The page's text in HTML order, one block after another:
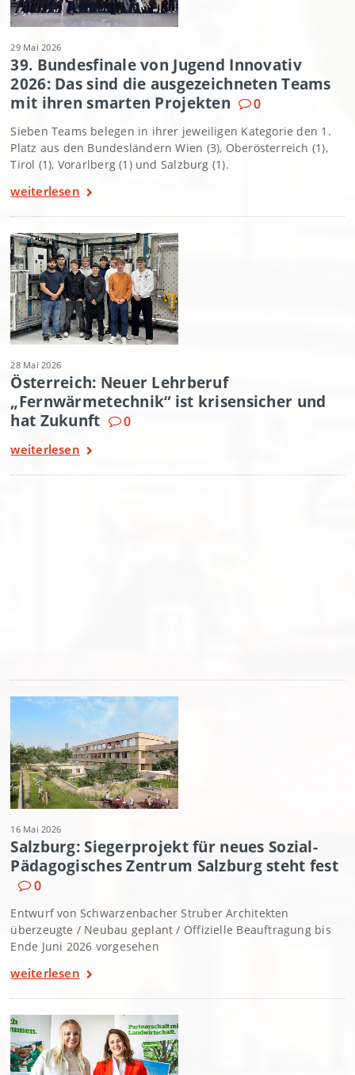
29 Mai 2026
39. Bundesfinale von Jugend Innovativ
2026: Das sind die ausgezeichneten Teams
mit ihren smarten Projekten
0
Sieben Teams belegen in ihrer jeweiligen Kategorie den 1.
Platz aus den Bundesländern Wien (3), Oberösterreich (1),
Tirol (1), Vorarlberg (1) und Salzburg (1).
weiterlesen
28 Mai 2026
Österreich: Neuer Lehrberuf
„Fernwärmetechnik“ ist krisensicher und
hat Zukunft
0
weiterlesen
16 Mai 2026
Salzburg: Siegerprojekt für neues Sozial-
Pädagogisches Zentrum Salzburg steht fest
0
Entwurf von Schwarzenbacher Struber Architekten
überzeugte / Neubau geplant / Offizielle Beauftragung bis
Ende Juni 2026 vorgesehen
weiterlesen